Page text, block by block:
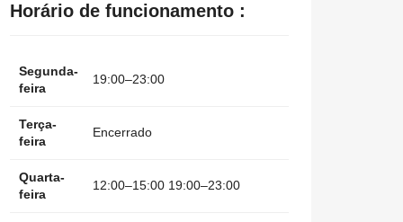
Horário de funcionamento :
Segunda-
feira
19:00–23:00
Terça-
feira
Encerrado
Quarta-
feira
12:00–15:00 19:00–23:00